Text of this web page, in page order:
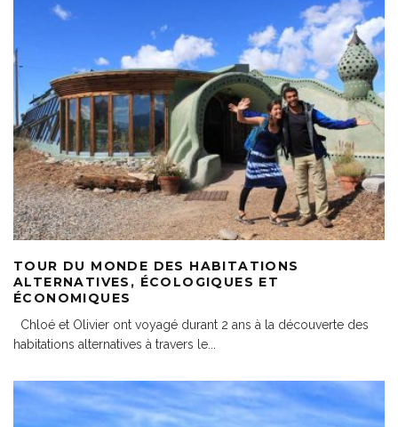
TOUR DU MONDE DES HABITATIONS
ALTERNATIVES, ÉCOLOGIQUES ET
ÉCONOMIQUES
Chloé et Olivier ont voyagé durant 2 ans à la découverte des
habitations alternatives à travers le...